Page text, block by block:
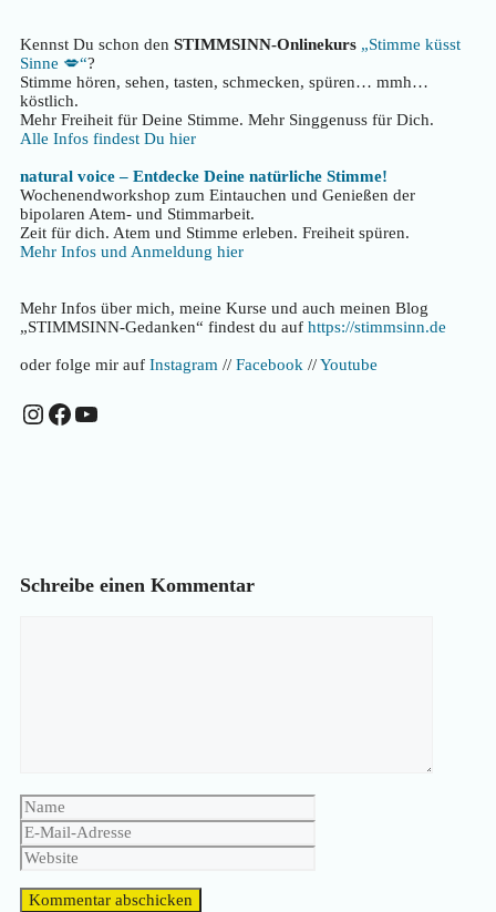
Kennst Du schon den STIMMSINN-Onlinekurs „Stimme küsst
Sinne 💋“?
Stimme hören, sehen, tasten, schmecken, spüren… mmh…
köstlich.
Mehr Freiheit für Deine Stimme. Mehr Singgenuss für Dich.
Alle Infos findest Du hier
natural voice – Entdecke Deine natürliche Stimme!
Wochenendworkshop zum Eintauchen und Genießen der
bipolaren Atem- und Stimmarbeit.
Zeit für dich. Atem und Stimme erleben. Freiheit spüren.
Mehr Infos und Anmeldung hier
Mehr Infos über mich, meine Kurse und auch meinen Blog
„STIMMSINN-Gedanken“ findest du auf https://stimmsinn.de
oder folge mir auf Instagram // Facebook //Youtube
Instagram
Facebook
YouTube
Schreibe einen Kommentar
Name
Mail-